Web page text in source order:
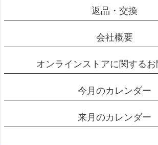
返品・交換
会社概要
オンラインストアに関する
今月のカレンダー
来月のカレンダー